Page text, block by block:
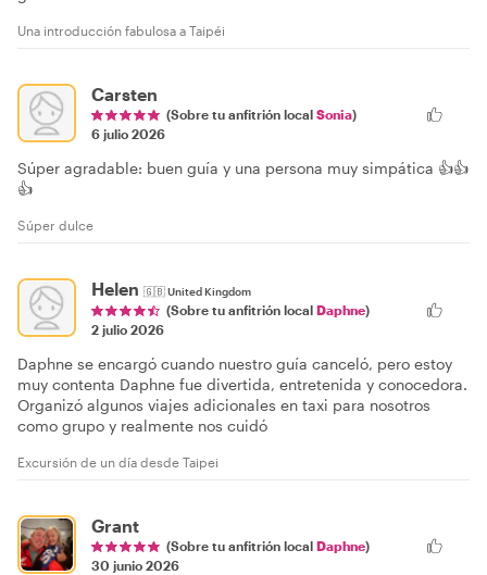
Una introducción fabulosa a Taipéi
Carsten
(Sobre tu anfitrión local Sonia)
6 julio 2026
Súper agradable: buen guía y una persona muy simpática 👍👍
👍
Súper dulce
Helen 🇬🇧United Kingdom
(Sobre tu anfitrión local Daphne)
2 julio 2026
Daphne se encargó cuando nuestro guía canceló, pero estoy
muy contenta Daphne fue divertida, entretenida y conocedora.
Organizó algunos viajes adicionales en taxi para nosotros
como grupo y realmente nos cuidó
Excursión de un día desde Taipei
Grant
(Sobre tu anfitrión local Daphne)
30 junio 2026